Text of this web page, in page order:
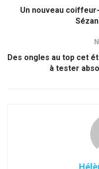
Un nouveau
Des ongles au top cet
à tester